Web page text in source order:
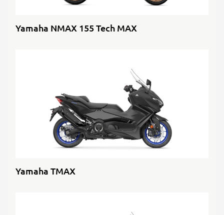
Yamaha NMAX 155 Tech MAX
Yamaha TMAX